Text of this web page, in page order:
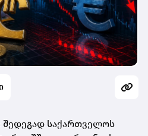
შედეგად საქართველოს